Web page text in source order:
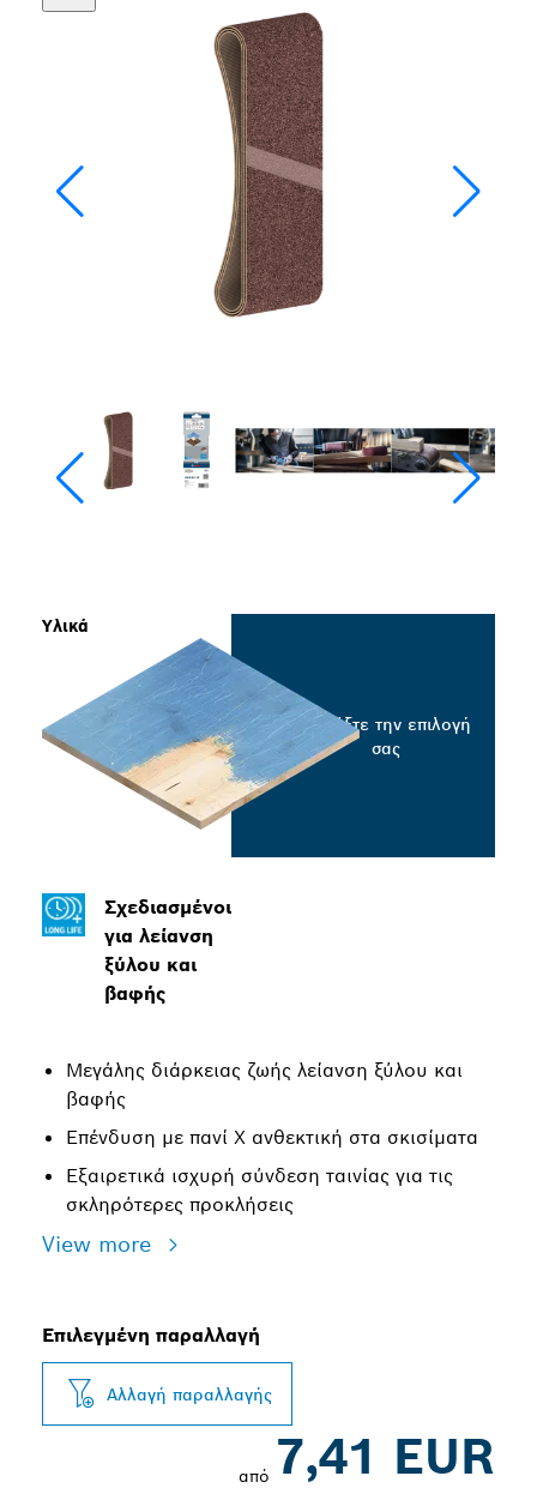
Σχεδιασμένοι
για λείανση
ξύλου και
βαφής
Μεγάλης διάρκειας ζωής λείανση ξύλου και
βαφής
Επένδυση με πανί X ανθεκτική στα σκισίματα
Εξαιρετικά ισχυρή σύνδεση ταινίας για τις
σκληρότερες προκλήσεις
View more
Υλικά
Επιλέξτε την επιλογή
σας
Επιλεγμένη παραλλαγή
Αλλαγή παραλλαγής
από 7,41 EUR